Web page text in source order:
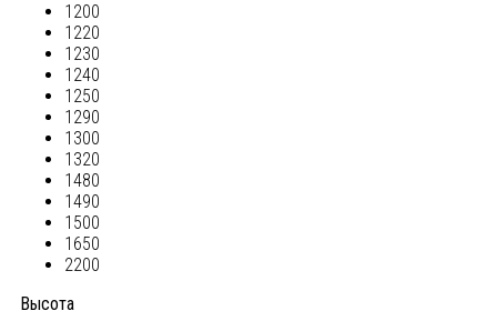
1200
1220
1230
1240
1250
1290
1300
1320
1480
1490
1500
1650
2200
Высота